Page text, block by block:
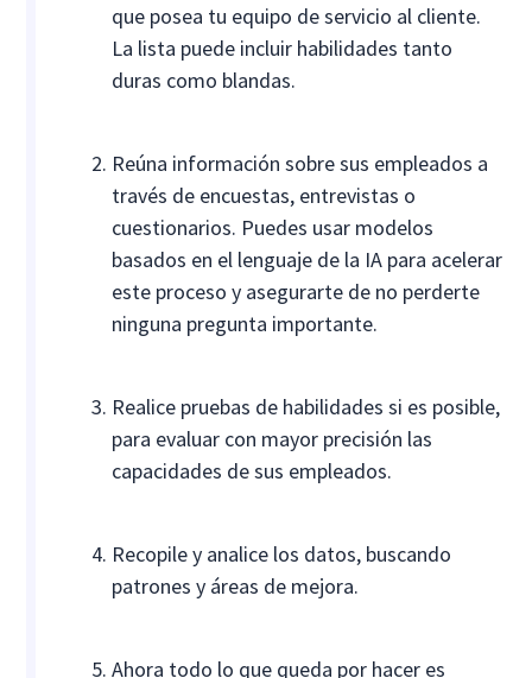
que posea tu equipo de servicio al cliente.
La lista puede incluir habilidades tanto
duras como blandas.
Reúna información sobre sus empleados a
través de encuestas, entrevistas o
cuestionarios. Puedes usar modelos
basados en el lenguaje de la IA para acelerar
este proceso y asegurarte de no perderte
ninguna pregunta importante.
Realice pruebas de habilidades si es posible,
para evaluar con mayor precisión las
capacidades de sus empleados.
Recopile y analice los datos, buscando
patrones y áreas de mejora.
Ahora todo lo que queda por hacer es